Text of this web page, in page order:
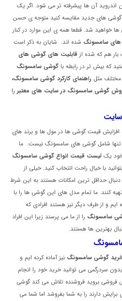
آن ها پیشرفته تر می شود. اگر یک
گوشی های جدید مقایسه کنید متوجه ی حسن
ها خواهید شد. قطعا همه ی این موارد در کنار
های سامسونگ شده اند. شایان به ذکر است
هم که شده از قابلیت های گوشی های
که بیش تر در رابطه با گوشی سامسونگ
مختلف مثل راهنمای کارکرد گوشی سامسونگ،
گوشی سامسونگ در سایت های معتبر را
افزایش قیمت گوشی ها در مول ها و برند های
شامل گوشی های سامسونگ نیست. ما
یک لیست قیمت انواع گوشی سامسونگ
با خیال راحت انتخاب کنید. خیلی از
دنبال حداقل ترین امکانات هستند به این شرط
کنند. ما تمام مدل های این گوشی ها را با
و از طرف دیگر نیز هستند افرادی که
سامسونگ را از ما می پرسند زیرا این افراد
بهترین ها هستند.
گوشی سامسونگ نیز آماده کرده ایم و
سردرگمی می توانید خرید خود را انجام
فروشی بروید فروشنده تلاش می کند گوشی
دارند را به شما بفروشد اما شما می